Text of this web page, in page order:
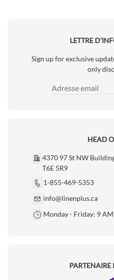
LETTRE
Sign up for exclusive
only
Adresse email
HEAD
4370 97 St NW
T6E 5R9
1-855-469-5353
info@linenplus.ca
Monday - Friday: 9
PARTENAIRE